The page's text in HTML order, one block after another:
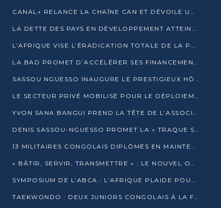
CANAL+ RELANCE LA CHAÎNE CAN ET DÉVOILE UNE OFFRE EXCEPTIONNELLE POUR DÉCEMBRE
LA DETTE DES PAYS EN DÉVELOPPEMENT ATTEINT UN SOMMET HISTORIQUE ENTRE 2022 ET 2024
L’AFRIQUE VISE L’ÉRADICATION TOTALE DE LA POLIOMYÉLITE D’ICI 2026
LA BAD PROMET D’ACCÉLÉRER SES FINANCEMENTS AVEC LE MINISTÈRE DE L’ASSAINISSEMENT
SASSOU NGUESSO INAUGURE LE PRESTIGIEUX HÔTEL KEMPINSKI BRAZZAVILLE
LE SECTEUR PRIVÉ MOBILISÉ POUR LE DÉPLOIEMENT DE 19 MINI-CENTRALES SOLAIRES
YVON SANA BANGUI PREND LA TÊTE DE L’ASSOCIATION DES BANQUES CENTRALES AFRICAINES
DENIS SASSOU-NGUESSO PROMET LA « TRAQUE SANS RELÂCHE » DU GRAND BANDITISME
13 MILITAIRES CONGOLAIS DIPLÔMÉS EN MAINTENANCE INDUSTRIELLE APRÈS TROIS ANS DE FORMATION À L’UNIVERSITÉ MARIEN-NGOUABI
« BÂTIR, SERVIR, TRANSMETTRE » : LE NOUVEL OUVRAGE QUI INTERPELLE LES COLLECTIVITÉS
SYMPOSIUM DE L’ABCA : L’AFRIQUE PLAIDE POUR UN FINANCEMENT CLIMATIQUE ÉQUITABLE
TAEKWONDO : DEUX JUNIORS CONGOLAIS À LA FINALE D’OPEN SYRIES 2025 À ABIDJAN